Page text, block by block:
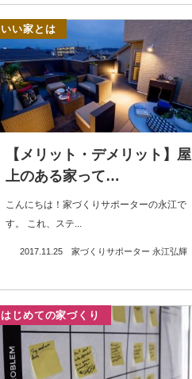
いい家とは
【メリット・デメリット】屋
上のある家って…
こんにちは！家づくりサポーターの永江で
す。 これ、ステ...
2017.11.25 家づくりサポーター 永江弘輝
はじめての家づくり